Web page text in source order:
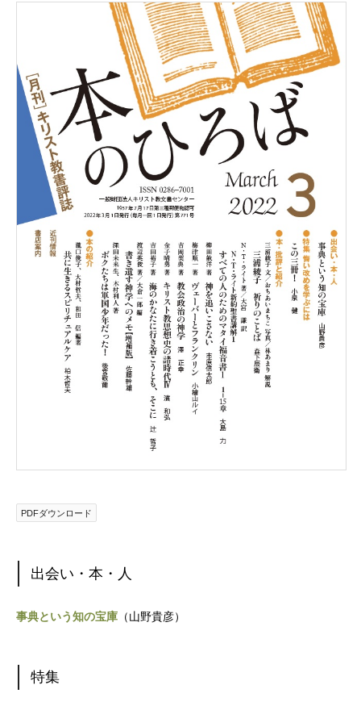
PDFダウンロード
出会い・本・人
事典という知の宝庫 （山野貴彦）
特集